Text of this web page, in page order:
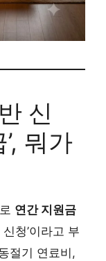
신
뭐가
연간 지원금
청’이라고 부
절기 연료비,